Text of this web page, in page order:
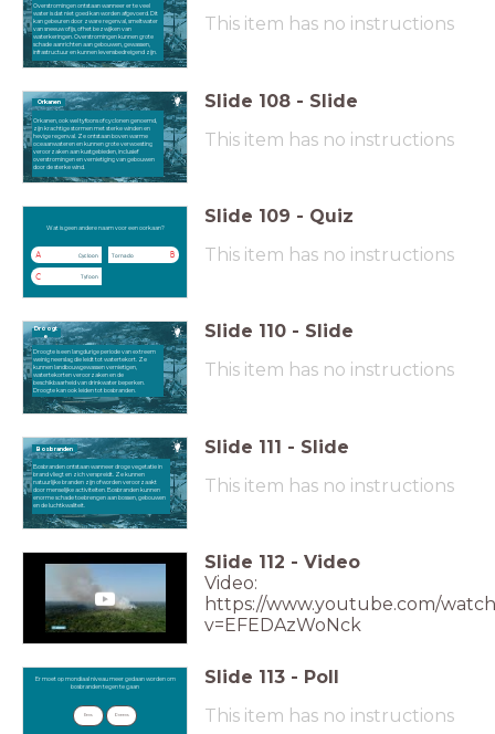
Overstromingen ontstaan wanneer er te veel
water is dat niet goed kan worden afgevoerd. Dit
kan gebeuren door zware regenval, smeltwater
van sneeuw of ijs, of het bezwijken van
waterkeringen. Overstromingen kunnen grote
schade aanrichten aan gebouwen, gewassen,
infrastructuur en kunnen levensbedreigend zijn.
This item has no instructions
Orkanen
Orkanen, ook wel tyfoons of cyclonen genoemd,
zijn krachtige stormen met sterke winden en
hevige regenval. Ze ontstaan boven warme
oceaanwateren en kunnen grote verwoesting
veroorzaken aan kustgebieden, inclusief
overstromingen en vernietiging van gebouwen
door de sterke wind.
Slide 108 - Slide
This item has no instructions
Wat is geen andere naam voor een oorkaan?
A Cycloon B
Tornado
C Tyfoon
Slide 109 - Quiz
This item has no instructions
Droogt
e
Droogte is een langdurige periode van extreem
weinig neerslag die leidt tot watertekort. Ze
kunnen landbouwgewassen vernietigen,
watertekorten veroorzaken en de
beschikbaarheid van drinkwater beperken.
Droogte kan ook leiden tot bosbranden.
Slide 110 - Slide
This item has no instructions
Bosbranden
Bosbranden ontstaan wanneer droge vegetatie in
brand vliegt en zich verspreidt. Ze kunnen
natuurlijke branden zijn of worden veroorzaakt
door menselijke activiteiten. Bosbranden kunnen
enorme schade toebrengen aan bossen, gebouwen
en de luchtkwaliteit.
Slide 111 - Slide
This item has no instructions
Slide 112 - Video
Video:
https://www.youtube.com/
v=EFEDAzWoNck
Er moet op mondiaal niveau meer gedaan worden om
bosbranden tegen te gaan
Eens Oneens
Slide 113 - Poll
This item has no instructions